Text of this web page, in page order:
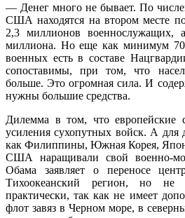
— Денег много не бывает. По
США находятся на втором месте
2,3 миллионов
миллиона. Но еще как минимум
военных есть в составе
сопоставимы, при том, что
больше. Это огромная сила. И
нужны большие средства.
Дилемма в том, что
усиления сухопутных войск. А для
как Филиппины, Южная Корея,
США наращивали свой военно-
Обама заявляет о переносе
Тихоокеанский регион, но не
практически, так как не имеет
флот завяз в Черном море, в